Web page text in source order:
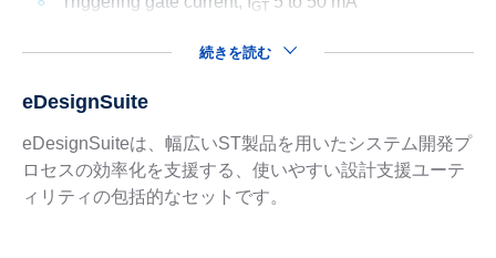
GT
続きを読む
eDesignSuite
eDesignSuiteは、幅広いST製品を用いたシステム開発プ
ロセスの効率化を支援する、使いやすい設計支援ユーテ
ィリティの包括的なセットです。